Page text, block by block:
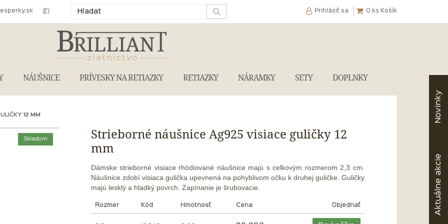
Prihlásiť sa 0 ks Košík
NÁUŠNICE PRÍVESKY NA RETIAZKY RETIAZKY NÁRAMKY SETY DOPLNKY
Aktuálne
akcie
Novinky
12 MM
Skladom
Strieborné náušnice Ag925 visiace guličky 12
mm
Dámske strieborné visiace rhódiované náušnice majú s celkovým rozmerom 2,3 cm.
Náušnice zdobí visiaca gulička upevnená na pohyblivom očku k druhej guličke. Guličky
majú lesklý a hladký povrch. Zapínanie je šrubovacie.
Rozmer Kód Hmotnosť Cena Objednať